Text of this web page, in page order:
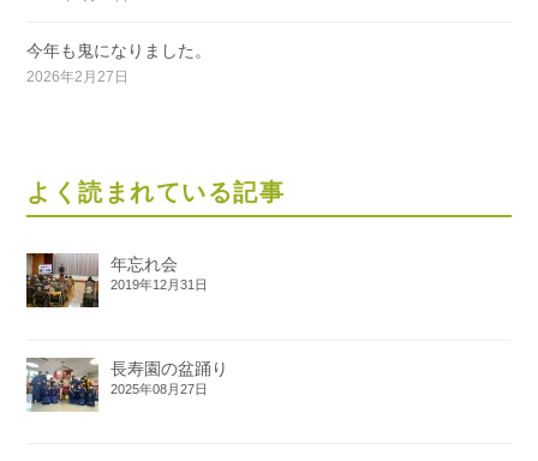
今年も鬼になりました。
2026年2月27日
よく読まれている記事
年忘れ会
2019年12月31日
長寿園の盆踊り
2025年08月27日